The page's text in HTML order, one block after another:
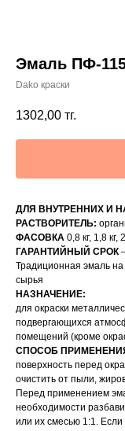
Эмаль ПФ-
Dako краски
1302,00 тг.
ДЛЯ ВНУТРЕННИХ И
РАСТВОРИТЕЛЬ:
ФАСОВКА 0,8 кг, 1,8 кг,
ГАРАНТИЙНЫЙ СРОК
Традиционная эмаль на
сырья
НАЗНАЧЕНИЕ:
для окраски
подвергающихся
помещений (кроме
СПОСОБ
поверхность перед
очистить от пыли,
Перед применением
необходимости
или их смесью 1:1.